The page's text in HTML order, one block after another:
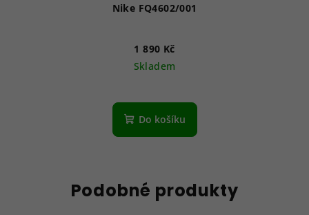
Nike FQ4602/001
1 890 Kč
Skladem
Do košíku
Podobné produkty